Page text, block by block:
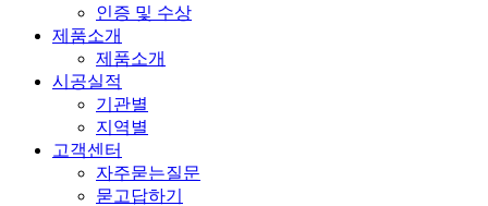
인증 및 수상
제품소개
제품소개
시공실적
기관별
지역별
고객센터
자주묻는질문
묻고답하기